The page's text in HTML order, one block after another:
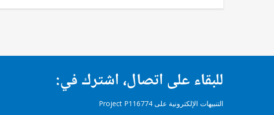
للبقاء على اتصال، اشترك في:
التنبيهات الإلكترونية على Project P116774